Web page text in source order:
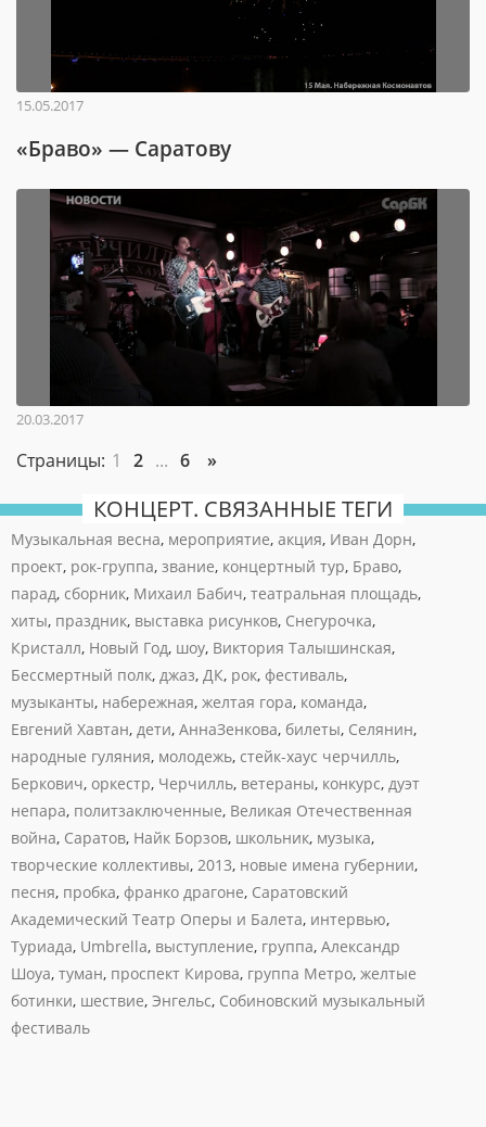
15.05.2017
«Браво» — Саратову
20.03.2017
Страницы: 1 2 ... 6 »
КОНЦЕРТ. СВЯЗАННЫЕ ТЕГИ
Музыкальная весна, мероприятие, акция, Иван Дорн,
проект, рок-группа, звание, концертный тур, Браво,
парад, сборник, Михаил Бабич, театральная площадь,
хиты, праздник, выставка рисунков, Снегурочка,
Кристалл, Новый Год, шоу, Виктория Талышинская,
Бессмертный полк, джаз, ДК, рок, фестиваль,
музыканты, набережная, желтая гора, команда,
Евгений Хавтан, дети, АннаЗенкова, билеты, Селянин,
народные гуляния, молодежь, стейк-хаус черчилль,
Беркович, оркестр, Черчилль, ветераны, конкурс, дуэт
непара, политзаключенные, Великая Отечественная
война, Саратов, Найк Борзов, школьник, музыка,
творческие коллективы, 2013, новые имена губернии,
песня, пробка, франко драгоне, Саратовский
Академический Театр Оперы и Балета, интервью,
Туриада, Umbrella, выступление, группа, Александр
Шоуа, туман, проспект Кирова, группа Метро, желтые
ботинки, шествие, Энгельс, Собиновский музыкальный
фестиваль